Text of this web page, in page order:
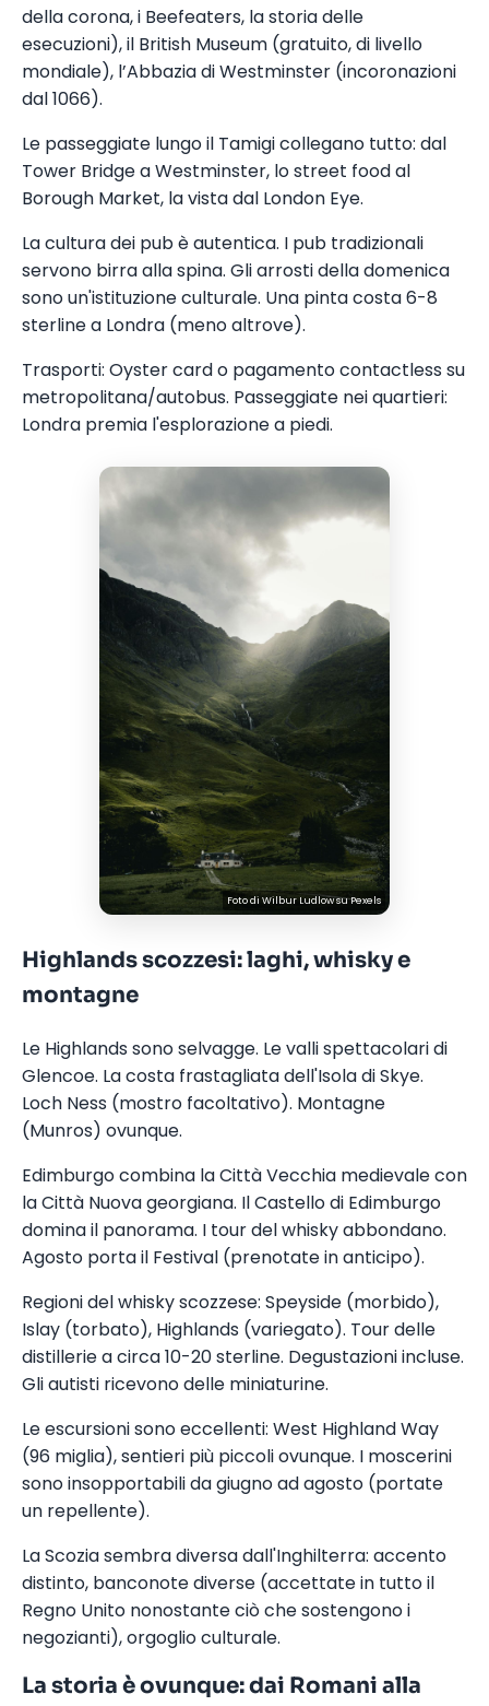
della corona, i Beefeaters, la storia delle
esecuzioni), il British Museum (gratuito, di livello
mondiale), l’Abbazia di Westminster (incoronazioni
dal 1066).
Le passeggiate lungo il Tamigi collegano tutto: dal
Tower Bridge a Westminster, lo street food al
Borough Market, la vista dal London Eye.
La cultura dei pub è autentica. I pub tradizionali
servono birra alla spina. Gli arrosti della domenica
sono un'istituzione culturale. Una pinta costa 6-8
sterline a Londra (meno altrove).
Trasporti: Oyster card o pagamento contactless su
metropolitana/autobus. Passeggiate nei quartieri:
Londra premia l'esplorazione a piedi.
Foto di Wilbur LudlowsuPexels
Highlands scozzesi: laghi, whisky e
montagne
Le Highlands sono selvagge. Le valli spettacolari di
Glencoe. La costa frastagliata dell'Isola di Skye.
Loch Ness (mostro facoltativo). Montagne
(Munros) ovunque.
Edimburgo combina la Città Vecchia medievale con
la Città Nuova georgiana. Il Castello di Edimburgo
domina il panorama. I tour del whisky abbondano.
Agosto porta il Festival (prenotate in anticipo).
Regioni del whisky scozzese: Speyside (morbido),
Islay (torbato), Highlands (variegato). Tour delle
distillerie a circa 10-20 sterline. Degustazioni incluse.
Gli autisti ricevono delle miniaturine.
Le escursioni sono eccellenti: West Highland Way
(96 miglia), sentieri più piccoli ovunque. I moscerini
sono insopportabili da giugno ad agosto (portate
un repellente).
La Scozia sembra diversa dall'Inghilterra: accento
distinto, banconote diverse (accettate in tutto il
Regno Unito nonostante ciò che sostengono i
negozianti), orgoglio culturale.
La storia è ovunque: dai Romani alla